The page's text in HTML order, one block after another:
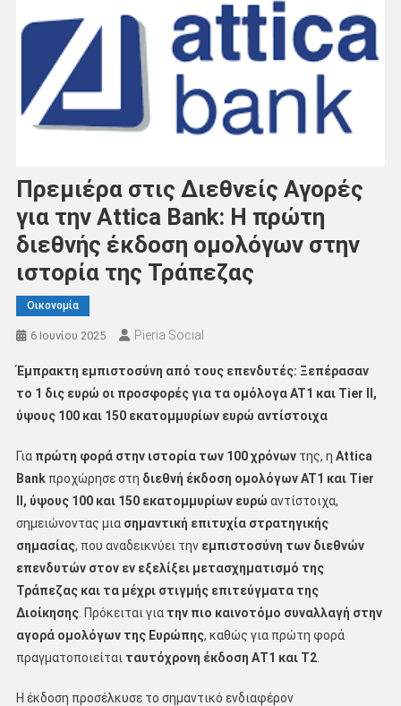
Πρεμιέρα στις Διεθνείς Αγορές
για την Attica Bank: Η πρώτη
διεθνής έκδοση ομολόγων στην
ιστορία της Τράπεζας
Οικονομία
6 Ιουνίου 2025 Pieria Social
Έμπρακτη εμπιστοσύνη από τους επενδυτές: Ξεπέρασαν
το 1 δις ευρώ οι προσφορές για τα ομόλογαAT1 καιTier II ,
ύψους 100 και 150 εκατομμυρίων ευρώ αντίστοιχα
Για πρώτη φορά στην ιστορία των 100 χρόνωντης, η Attica
Bankπροχώρησε στη διεθνή έκδοση ομολόγωνAT1 καιTier
, ύψους 100 και 150 εκατομμυρίων ευρώ αντίστοιχα,
σημειώνοντας μια σημαντική επιτυχία στρατηγικής
σημασίας, που αναδεικνύει την εμπιστοσύνη των διεθνών
επενδυτών στον εν εξελίξει μετασχηματισμό της
Τράπεζας και τα μέχρι στιγμής επιτεύγματα της
Διοίκησης. Πρόκειται για την πιο καινοτόμο συναλλαγή στην
αγορά ομολόγων της Ευρώπης, καθώς για πρώτη φορά
πραγματοποιείται ταυτόχρονη έκδοση ΑΤ1 και T2.
Η έκδοση προσέλκυσε το σημαντικό ενδιαφέρον